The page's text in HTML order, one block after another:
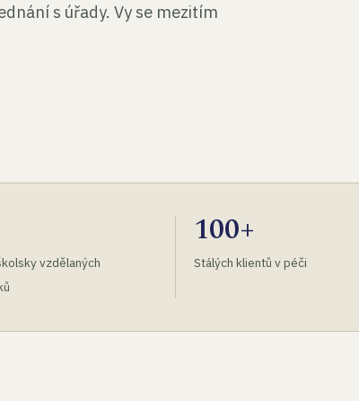
s úřady. Vy se mezitím
vzdělaných
100+
Stálých klientů v péči